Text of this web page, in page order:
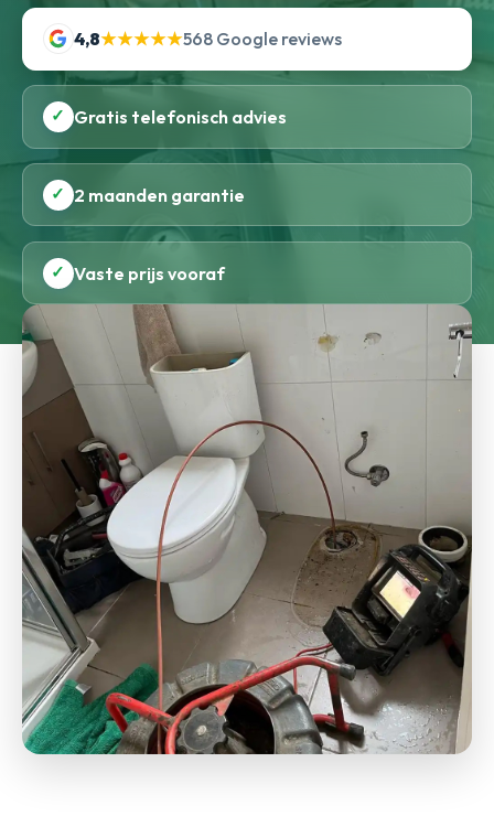
4,8★★★★★568 Google reviews
✓ Gratis telefonisch advies
✓ 2 maanden garantie
✓ Vaste prijs vooraf